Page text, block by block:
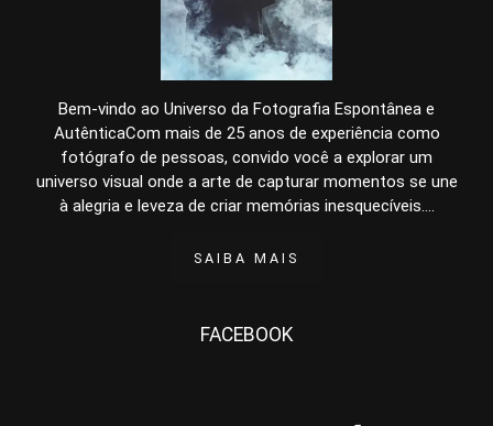
Bem-vindo ao Universo da Fotografia Espontânea e
AutênticaCom mais de 25 anos de experiência como
fotógrafo de pessoas, convido você a explorar um
universo visual onde a arte de capturar momentos se une
à alegria e leveza de criar memórias inesquecíveis....
SAIBA MAIS
FACEBOOK